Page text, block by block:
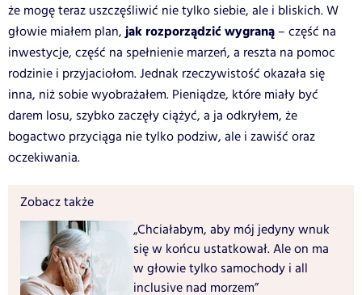
że mogę teraz uszczęśliwić nie tylko siebie, ale i bliskich. W
głowie miałem plan,jak rozporządzić wygraną – część na
inwestycje, część na spełnienie marzeń, a reszta na pomoc
rodzinie i przyjaciołom. Jednak rzeczywistość okazała się
inna, niż sobie wyobrażałem. Pieniądze, które miały być
darem losu, szybko zaczęły ciążyć, a ja odkryłem, że
bogactwo przyciąga nie tylko podziw, ale i zawiść oraz
oczekiwania.
Zobacz także
„Chciałabym, aby mój jedyny wnuk
się w końcu ustatkował. Ale on ma
w głowie tylko samochody i all
inclusive nad morzem”